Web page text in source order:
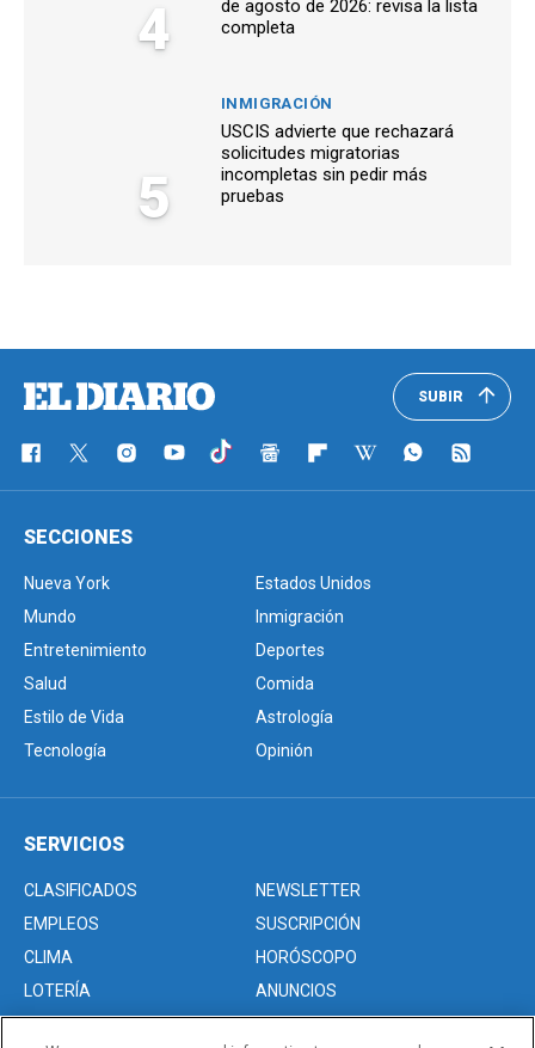
4
de agosto de 2026: revisa la lista
completa
5
INMIGRACIÓN
USCIS advierte que rechazará
solicitudes migratorias
incompletas sin pedir más
pruebas
SUBIR
SECCIONES
Nueva York
Estados Unidos
Mundo
Inmigración
Entretenimiento
Deportes
Salud
Comida
Estilo de Vida
Astrología
Tecnología
Opinión
SERVICIOS
CLASIFICADOS
NEWSLETTER
EMPLEOS
SUSCRIPCIÓN
CLIMA
HORÓSCOPO
LOTERÍA
ANUNCIOS